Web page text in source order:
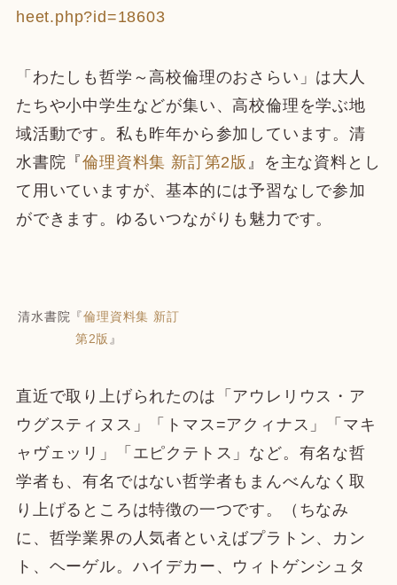
heet.php?id=18603
「わたしも哲学～高校倫理のおさらい」は大人
たちや小中学生などが集い、高校倫理を学ぶ地
域活動です。私も昨年から参加しています。清
水書院『倫理資料集 新訂第2版 』を主な資料とし
て用いていますが、基本的には予習なしで参加
ができます。ゆるいつながりも魅力です。
清水書院『倫理資料集 新訂
第2版 』
直近で取り上げられたのは「アウレリウス・ア
ウグスティヌス」「トマス=アクィナス」「マキ
ャヴェッリ」「エピクテトス」など。有名な哲
学者も、有名ではない哲学者もまんべんなく取
り上げるところは特徴の一つです。（ちなみ
に、哲学業界の人気者といえばプラトン、カン
ト、ヘーゲル。ハイデカー、ウィトゲンシュタ